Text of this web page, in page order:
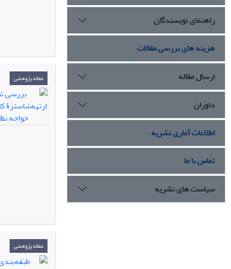
مقاله پژوهشی
مقاله پژوهشی
راهنمای نویسندگان
هزینه های بررسی مقالات
ارسال مقاله
داوران
اطلاعات آماری نشریه
تماس با ما
سیاست های نشریه